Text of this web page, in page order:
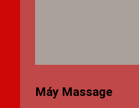
Máy Massage